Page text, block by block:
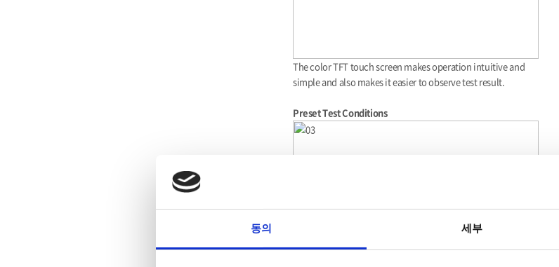
동의 세부
The color TFT touch screen makes operation intuitive and
simple and also makes it easier to observe test result.
Preset Test Conditions